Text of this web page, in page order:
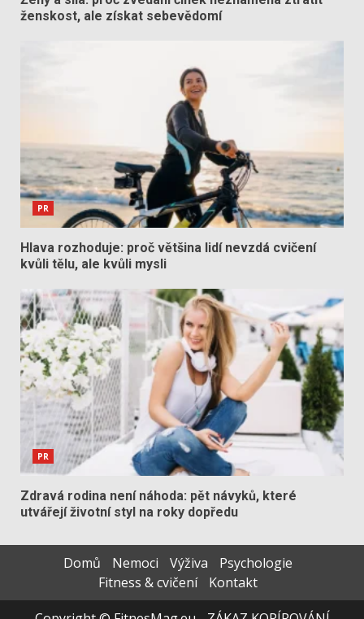
ženskost, ale získat sebevědomí
PR
Hlava rozhoduje: proč většina lidí nevzdá cvičení
kvůli tělu, ale kvůli mysli
PR
Zdravá rodina není náhoda: pět návyků, které
utvářejí životní styl na roky dopředu
Domů Nemoci Výživa
Psychologie
Fitness & cvičení
Kontakt